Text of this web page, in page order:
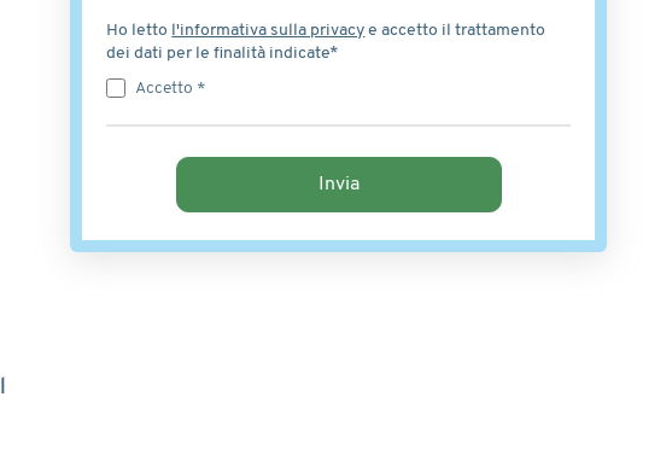
Ho letto l'informativa sulla privacy e accetto il trattamento
dei dati per le finalità indicate*
Accetto *